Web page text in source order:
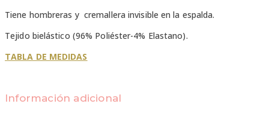
Tiene hombreras y cremallera invisible en la espalda.
Tejido bielástico (96% Poliéster-4% Elastano).
TABLA DE MEDIDAS
Información adicional